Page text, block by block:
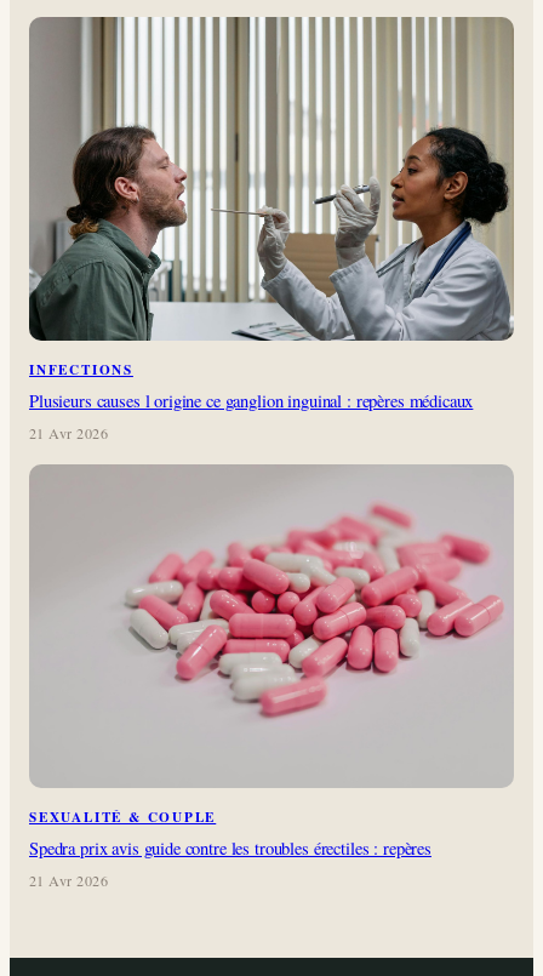
INFECTIONS
Plusieurs causes l origine ce ganglion inguinal : repères médicaux
21 Avr 2026
SEXUALITÉ & COUPLE
Spedra prix avis guide contre les troubles érectiles : repères
21 Avr 2026